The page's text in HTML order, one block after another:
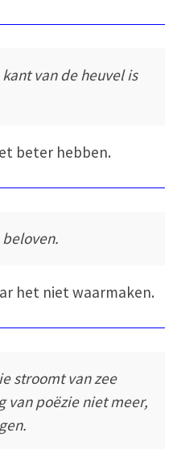
van de heuvel is
beter hebben.
het niet waarmaken.
stroomt van zee
van poëzie niet meer,